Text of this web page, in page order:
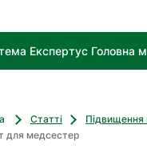
Експертус Головна
Статті Підвищення
для медсестер